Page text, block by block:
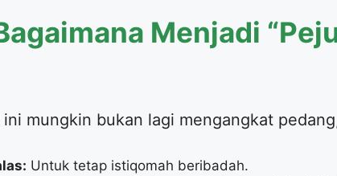
Menjadi
mungkin bukan lagi mengangkat
Untuk tetap istiqomah beribadah.